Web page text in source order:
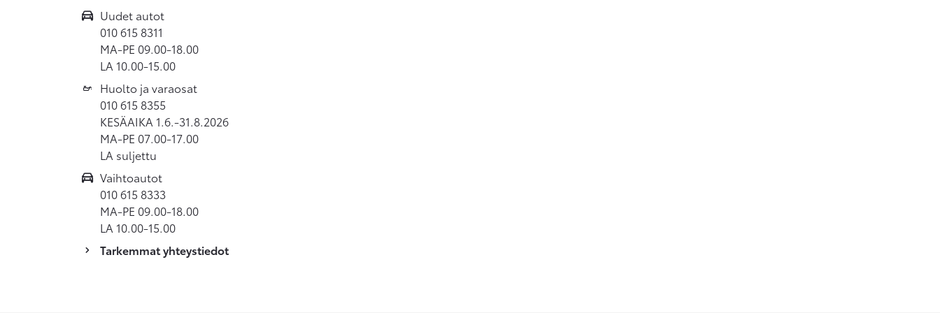
Uudet autot
010 615 8311
MA-PE 09.00-18.00
LA 10.00-15.00
Huolto ja varaosat
010 615 8355
KESÄAIKA 1.6.-31.8.2026
MA-PE 07.00-17.00
LA suljettu
Vaihtoautot
010 615 8333
MA-PE 09.00-18.00
LA 10.00-15.00
Tarkemmat yhteystiedot